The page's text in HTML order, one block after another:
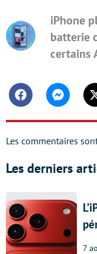
iPhone
batterie
certains
Facebook
Les commentaires
Les derniers
7